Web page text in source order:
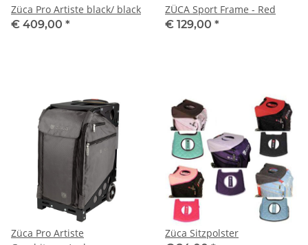
Züca Pro Artiste black/ black
€ 409,00 *
ZÜCA Sport Frame - Red
€ 129,00 *
Züca Pro Artiste
Züca Sitzpolster